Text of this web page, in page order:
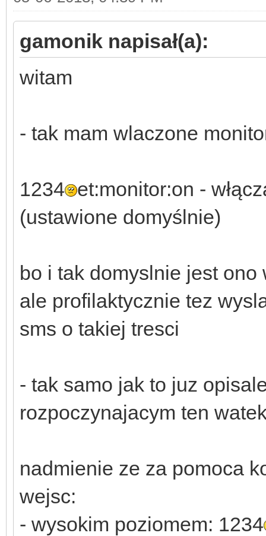
gamonik napisał(a):
witam
- tak mam wlaczone
1234
et:monitor:on -
(ustawione domyślnie)
bo i tak domyslnie jest
ale profilaktycznie tez
sms o takiej tresci
- tak samo jak to juz
rozpoczynajacym ten
nadmienie ze za pomoca
wejsc:
- wysokim poziomem: 1234